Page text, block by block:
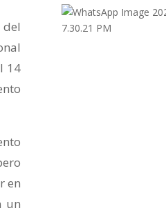
14
en
un